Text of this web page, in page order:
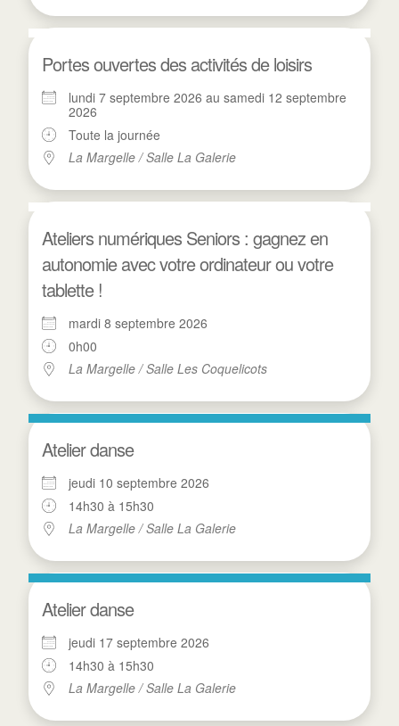
Portes ouvertes des activités de loisirs
lundi 7 septembre 2026 au samedi 12 septembre
2026
Toute la journée
La Margelle / Salle La Galerie
Ateliers numériques Seniors : gagnez en
autonomie avec votre ordinateur ou votre
tablette !
mardi 8 septembre 2026
0h00
La Margelle / Salle Les Coquelicots
Atelier danse
jeudi 10 septembre 2026
14h30 à 15h30
La Margelle / Salle La Galerie
Atelier danse
jeudi 17 septembre 2026
14h30 à 15h30
La Margelle / Salle La Galerie